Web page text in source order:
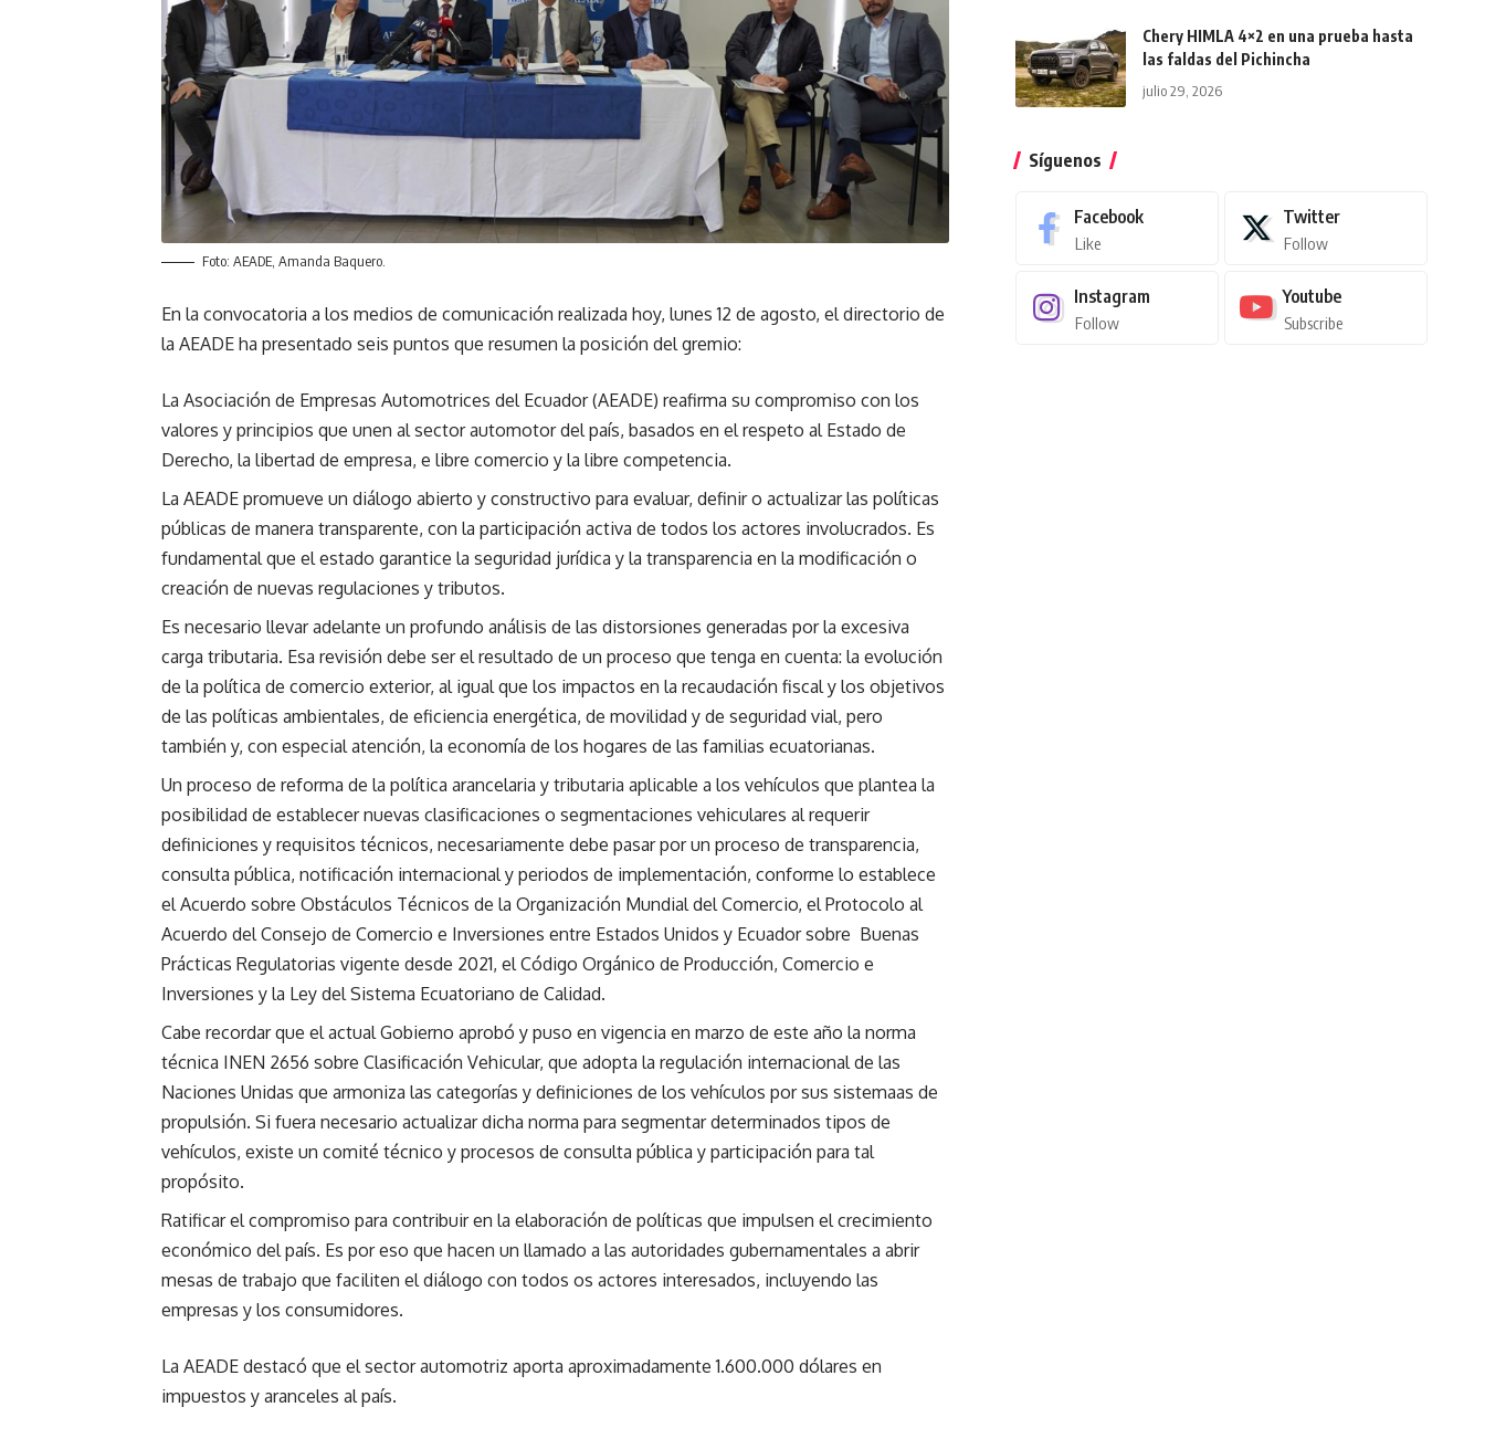
Foto: AEADE, Amanda Baquero.
En la convocatoria a los medios de comunicación realizada hoy, lunes 12 de agosto, el directorio de
la AEADE ha presentado seis puntos que resumen la posición del gremio:
La Asociación de Empresas Automotrices del Ecuador (AEADE) reafirma su compromiso con los
valores y principios que unen al sector automotor del país, basados en el respeto al Estado de
Derecho, la libertad de empresa, e libre comercio y la libre competencia.
La AEADE promueve un diálogo abierto y constructivo para evaluar, definir o actualizar las políticas
públicas de manera transparente, con la participación activa de todos los actores involucrados. Es
fundamental que el estado garantice la seguridad jurídica y la transparencia en la modificación o
creación de nuevas regulaciones y tributos.
Es necesario llevar adelante un profundo análisis de las distorsiones generadas por la excesiva
carga tributaria. Esa revisión debe ser el resultado de un proceso que tenga en cuenta: la evolución
de la política de comercio exterior, al igual que los impactos en la recaudación fiscal y los objetivos
de las políticas ambientales, de eficiencia energética, de movilidad y de seguridad vial, pero
también y, con especial atención, la economía de los hogares de las familias ecuatorianas.
Un proceso de reforma de la política arancelaria y tributaria aplicable a los vehículos que plantea la
posibilidad de establecer nuevas clasificaciones o segmentaciones vehiculares al requerir
definiciones y requisitos técnicos, necesariamente debe pasar por un proceso de transparencia,
consulta pública, notificación internacional y periodos de implementación, conforme lo establece
el Acuerdo sobre Obstáculos Técnicos de la Organización Mundial del Comercio, el Protocolo al
Acuerdo del Consejo de Comercio e Inversiones entre Estados Unidos y Ecuador sobre Buenas
Prácticas Regulatorias vigente desde 2021, el Código Orgánico de Producción, Comercio e
Inversiones y la Ley del Sistema Ecuatoriano de Calidad.
Cabe recordar que el actual Gobierno aprobó y puso en vigencia en marzo de este año la norma
técnica INEN 2656 sobre Clasificación Vehicular, que adopta la regulación internacional de las
Naciones Unidas que armoniza las categorías y definiciones de los vehículos por sus sistemaas de
propulsión. Si fuera necesario actualizar dicha norma para segmentar determinados tipos de
vehículos, existe un comité técnico y procesos de consulta pública y participación para tal
propósito.
Ratificar el compromiso para contribuir en la elaboración de políticas que impulsen el crecimiento
económico del país. Es por eso que hacen un llamado a las autoridades gubernamentales a abrir
mesas de trabajo que faciliten el diálogo con todos os actores interesados, incluyendo las
empresas y los consumidores.
La AEADE destacó que el sector automotriz aporta aproximadamente 1.600.000 dólares en
impuestos y aranceles al país.
Chery HIMLA 4×2 en una prueba hasta
las faldas del Pichincha
julio 29, 2026
Síguenos
Facebook
Like
Twitter
Follow
Instagram
Follow
Youtube
Subscribe